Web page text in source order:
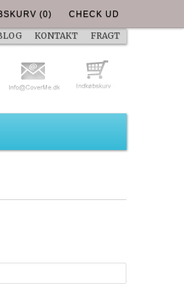
(0) CHECK UD
KONTAKT FRAGT